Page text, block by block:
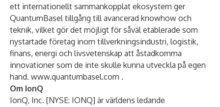
ett internationellt sammankopplat ekosystem ger
QuantumBasel tillgång till avancerad knowhow och
teknik, vilket gör det möjligt för såväl etablerade som
nystartade företag inom tillverkningsindustri, logistik,
finans, energi och livsvetenskap att åstadkomma
innovationer som de inte skulle kunna utveckla på egen
hand. www.quantumbasel.com .
Om IonQ
IonQ, Inc. [NYSE: IONQ] är världens ledande